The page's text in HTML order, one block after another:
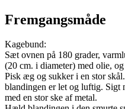
Fremgangsmåde
Kagebund:
Sæt ovnen på 180 grader,
(20 cm. i diameter) med olie,
Pisk æg og sukker i en stor
blandingen er let og luftig. Sigt
med en stor ske af metal.